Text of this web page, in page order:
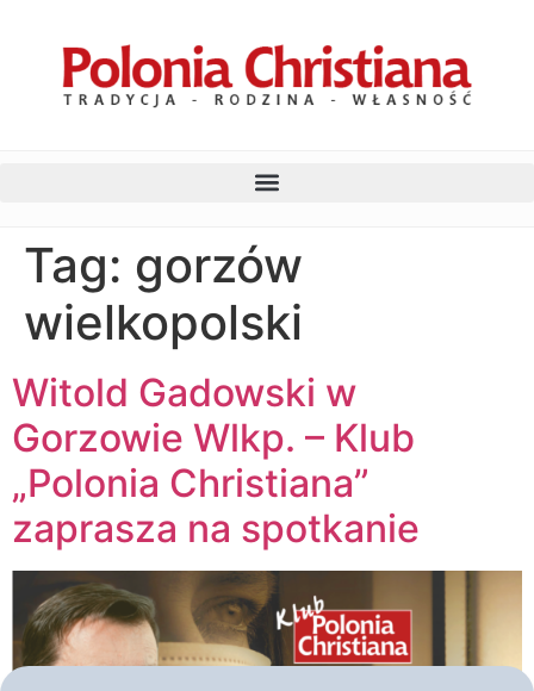
Tag: gorzów
wielkopolski
Witold Gadowski w
Gorzowie Wlkp. – Klub
„Polonia Christiana”
zaprasza na spotkanie